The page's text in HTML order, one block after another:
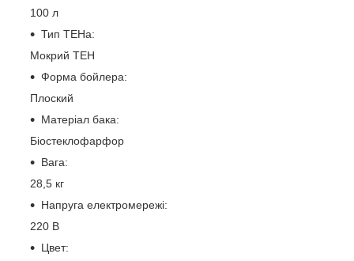
100 л
Тип ТЕНа:
Мокрий ТЕН
Форма бойлера:
Плоский
Матеріал бака:
Біостеклофарфор
Вага:
28,5 кг
Напруга електромережі:
220 В
Цвет: